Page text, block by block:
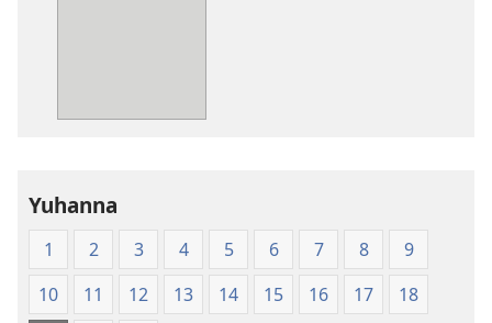
Yuhanna
1 2 3 4 5 6 7 8
9
10
11 12 13 14 15 16 17
18